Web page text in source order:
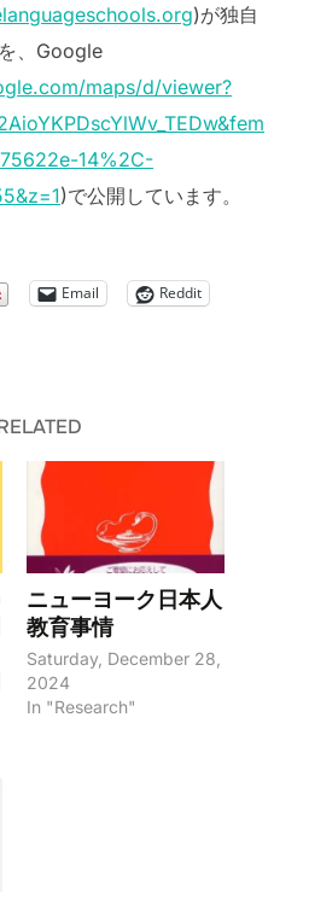
)が独自
、Google
maps/d/viewer?
14%2C-
)で公開しています。
Email Reddit
ニューヨーク日本人
教育事情
Saturday, December 28,
2024
In "Research"